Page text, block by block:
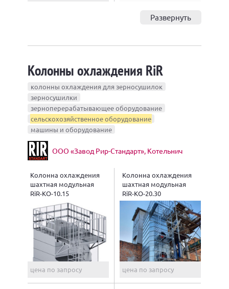
Развернуть
Колонны охлаждения RiR
колонны охлаждения для зерносушилок
зерносушилки
зерноперерабатывающее оборудование
сельскохозяйственное оборудование
машины и оборудование
ООО «Завод Рир-Стандарт», Котельнич
Колонна охлаждения
шахтная модульная
RiR-КО-10.15
цена по запросу
Колонна охлаждения
шахтная модульная
RiR-КО-20.30
цена по запросу